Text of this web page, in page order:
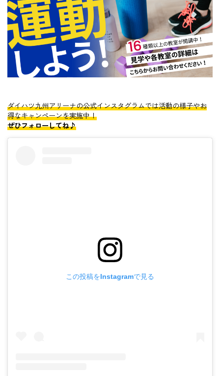
ダイハツ九州アリーナの公式インスタグラムでは活動の様子やお
得なキャンペーンを実施中！
ぜひフォローしてね♪
この投稿をInstagramで見る